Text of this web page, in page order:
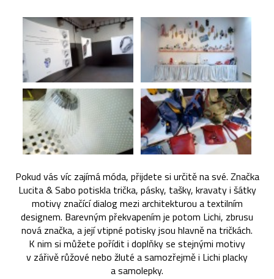
Pokud vás víc zajímá móda, přijdete si určitě na své. Značka
Lucita & Sabo potiskla trička, pásky, tašky, kravaty i šátky
motivy značící dialog mezi architekturou a textilním
designem. Barevným překvapením je potom Lichi, zbrusu
nová značka, a její vtipné potisky jsou hlavně na tričkách.
K nim si můžete pořídit i doplňky se stejnými motivy
v zářivě růžové nebo žluté a samozřejmě i Lichi placky
a samolepky.